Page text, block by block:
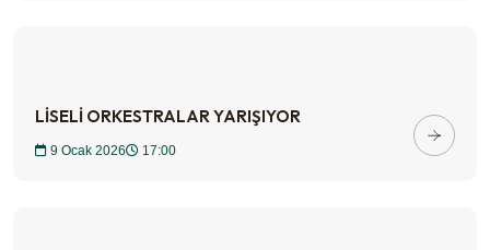
LİSELİ ORKESTRALAR YARIŞIYOR
9 Ocak 2026 17:00